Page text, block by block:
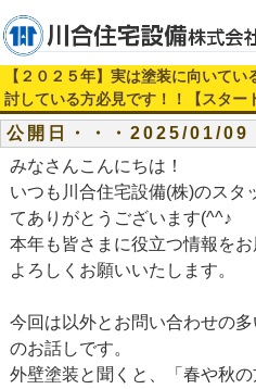
【２０２５年】実は塗装に向いて
討している方必見です！！【スター
公開日・・・2025/01/09
みなさんこんにちは！
いつも川合住宅設備(株)のスタ
てありがとうございます(^^♪
本年も皆さまに役立つ情報をお
よろしくお願いいたします。
今回は以外とお問い合わせの
のお話しです。
外壁塗装と聞くと、「春や秋の